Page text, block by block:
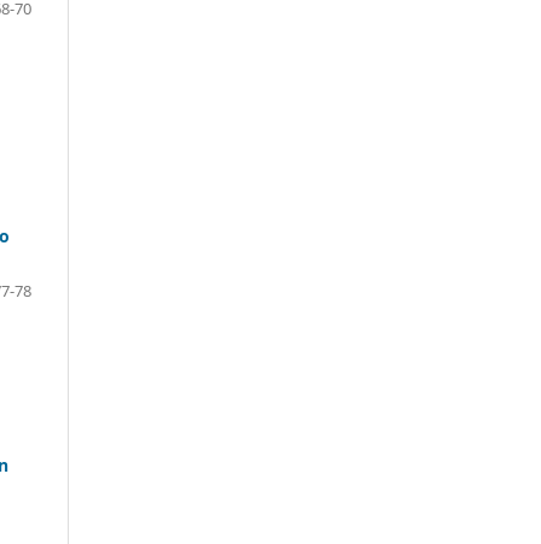
70
78